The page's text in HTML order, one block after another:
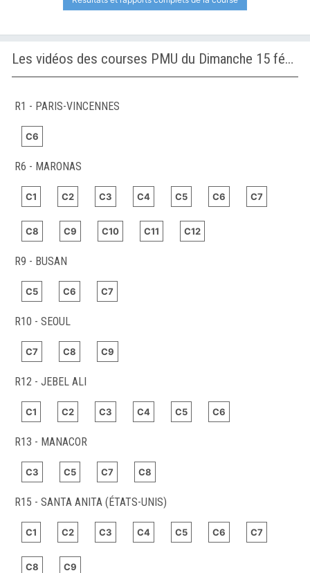
Les vidéos des courses PMU du Dimanche 15 février 2026
R1 - PARIS-VINCENNES
C6
R6 - MARONAS
C1 C2 C3 C4 C5 C6 C7
C8 C9 C10 C11 C12
R9 - BUSAN
C5 C6 C7
R10 - SEOUL
C7 C8 C9
R12 - JEBEL ALI
C1 C2 C3 C4 C5 C6
R13 - MANACOR
C3 C5 C7 C8
R15 - SANTA ANITA (ÉTATS-UNIS)
C1 C2 C3 C4 C5 C6 C7
C8 C9